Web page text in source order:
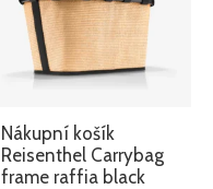
Nákupní košík
Reisenthel Carrybag
frame raffia black